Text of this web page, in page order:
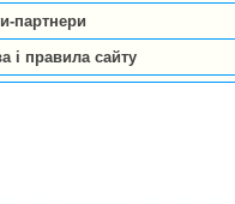
партнери
і правила сайту